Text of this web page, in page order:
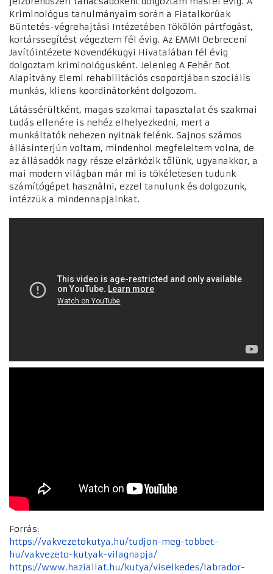
Kriminológus tanulmányaim során a Fiatalkorúak
Büntetés-végrehajtási Intézetében Tökölön pártfogást,
kortárssegítést végeztem fél évig. Az EMMI Debreceni
Javítóintézete Növendékügyi Hivatalában fél évig
dolgoztam kriminológusként.Jelenleg A Fehér Bot
Alapítvány Elemi rehabilitációs csoportjában szociális
munkás, kliens koordinátorként dolgozom.
Látássérültként, magas szakmai tapasztalat és szakmai
tudás ellenére is nehéz elhelyezkedni, mert a
munkáltatók nehezen nyitnak felénk. Sajnos számos
állásinterjún voltam, mindenhol megfeleltem volna, de
az állásadók nagy része elzárkózik tőlünk, ugyanakkor, a
mai modern világban már mi is tökéletesen tudunk
számítógépet használni, ezzel tanulunk és dolgozunk,
intézzük a mindennapjainkat.
Forrás:
https://vakvezetokutya.hu/tudjon-meg-tobbet-
hu/vakvezeto-kutyak-vilagnapja/
https://www.haziallat.hu/kutya/viselkedes/labrador-